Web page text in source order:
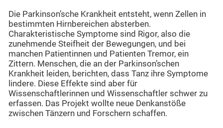
Die Parkinson’sche Krankheit entsteht, wenn Zellen in
bestimmten Hirnbereichen absterben.
Charakteristische Symptome sind Rigor, also die
zunehmende Steifheit der Bewegungen, und bei
manchen Patientinnen und Patienten Tremor, ein
Zittern. Menschen, die an der Parkinson’schen
Krankheit leiden, berichten, dass Tanz ihre Symptome
lindere. Diese Effekte sind aber für
Wissenschaftlerinnen und Wissenschaftler schwer zu
erfassen. Das Projekt wollte neue Denkanstöße
zwischen Tänzern und Forschern schaffen.